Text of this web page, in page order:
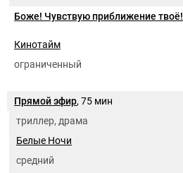
Боже! Чувствую приближение твоё!
Кинотайм
ограниченный
Прямой эфир, 75 мин
триллер, драма
Белые Ночи
средний